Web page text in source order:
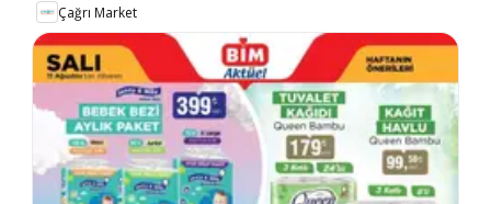
Çağrı Market